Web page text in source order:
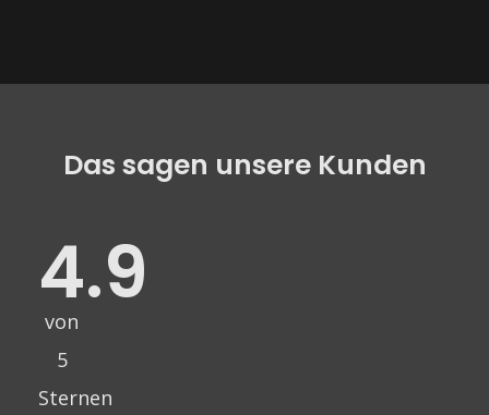
Das sagen unsere Kunden
4.9
von
5
Sternen